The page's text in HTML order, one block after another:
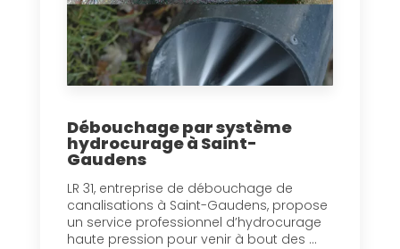
Débouchage par système
hydrocurage à Saint-
Gaudens
LR 31, entreprise de débouchage de
canalisations à Saint-Gaudens, propose
un service professionnel d’hydrocurage
haute pression pour venir à bout des ...